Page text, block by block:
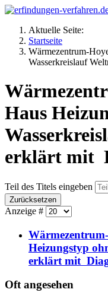
Aktuelle Seite:
Startseite
Wärmezentrum-
Wasserkreislauf
Haus
erklärt mit
Teil des Titels eingeben
Zurücksetzen
Anzeige #
Heizungstyp
erklärt mit
Oft angesehen